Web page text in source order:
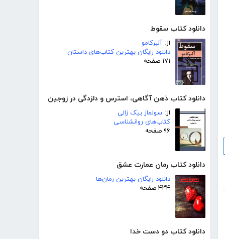
دانلود کتاب سقوط
از: آلبرکامو
دانلود رایگان بهترین کتاب‌های داستان
۱۷۱ صفحه
دانلود کتاب ذهن آگاهی، استرس و دلزدگی در زوجین
از: سولماز بیک زالی
کتاب‌های روانشناسی
۹۶ صفحه
دانلود کتاب رمان عمارت عشق
دانلود رایگان بهترین رمان‌ها
۴۳۴ صفحه
دانلود کتاب دو دست خدا